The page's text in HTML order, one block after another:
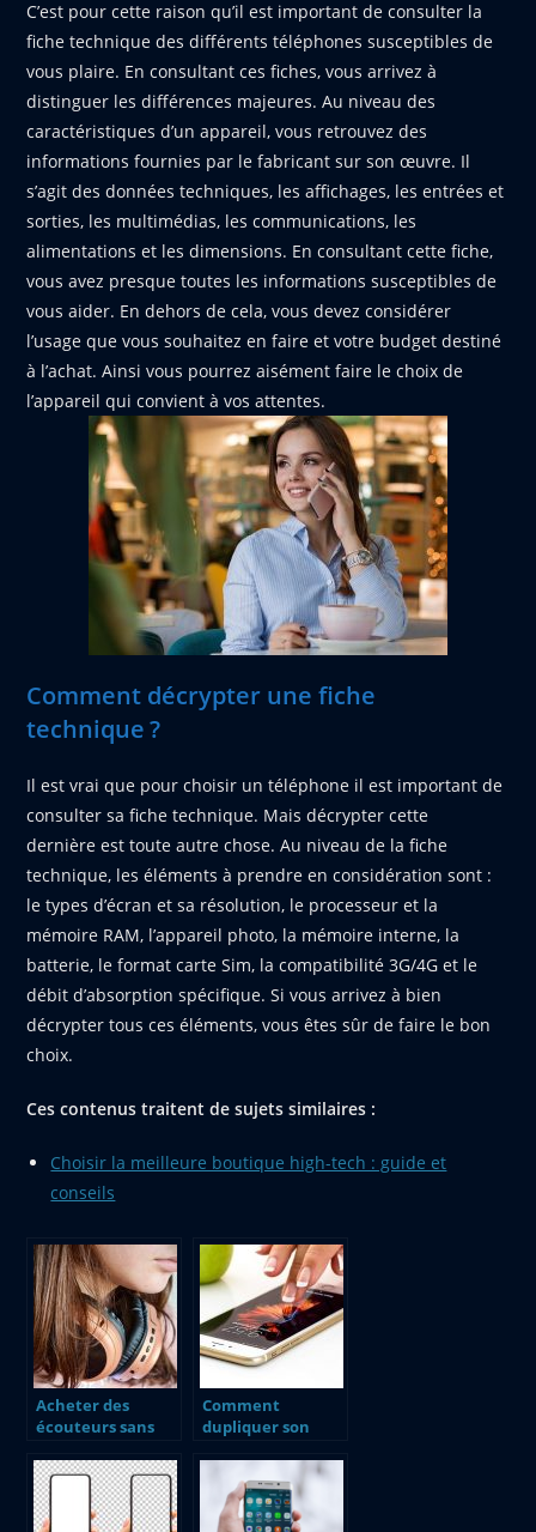
C’est pour cette raison qu’il est important de consulter la
fiche technique des différents téléphones susceptibles de
vous plaire. En consultant ces fiches, vous arrivez à
distinguer les différences majeures. Au niveau des
caractéristiques d’un appareil, vous retrouvez des
informations fournies par le fabricant sur son œuvre. Il
s’agit des données techniques, les affichages, les entrées et
sorties, les multimédias, les communications, les
alimentations et les dimensions. En consultant cette fiche,
vous avez presque toutes les informations susceptibles de
vous aider. En dehors de cela, vous devez considérer
l’usage que vous souhaitez en faire et votre budget destiné
à l’achat. Ainsi vous pourrez aisément faire le choix de
l’appareil qui convient à vos attentes.
Comment décrypter une fiche
technique ?
Il est vrai que pour choisir un téléphone il est important de
consulter sa fiche technique. Mais décrypter cette
dernière est toute autre chose. Au niveau de la fiche
technique, les éléments à prendre en considération sont :
le types d’écran et sa résolution, le processeur et la
mémoire RAM, l’appareil photo, la mémoire interne, la
batterie, le format carte Sim, la compatibilité 3G/4G et le
débit d’absorption spécifique. Si vous arrivez à bien
décrypter tous ces éléments, vous êtes sûr de faire le bon
choix.
Ces contenus traitent de sujets similaires :
Choisir la meilleure boutique high-tech : guide et
conseils
Acheter des
écouteurs sans
Comment
dupliquer son
smartphone ?